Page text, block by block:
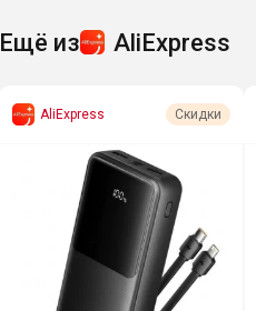
Ещё из AliExpress
AliExpress Скидки